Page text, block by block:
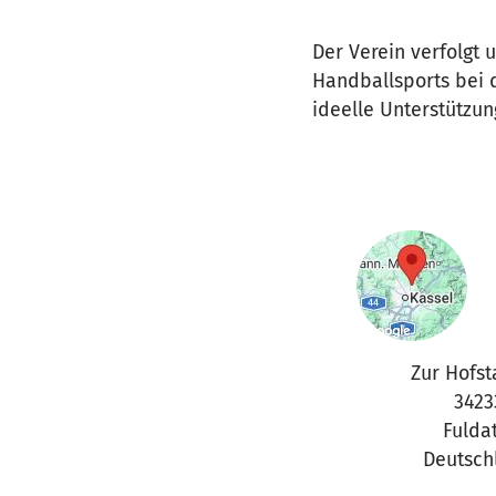
Der Verein verfolgt
Handballsports bei
ideelle
Zur